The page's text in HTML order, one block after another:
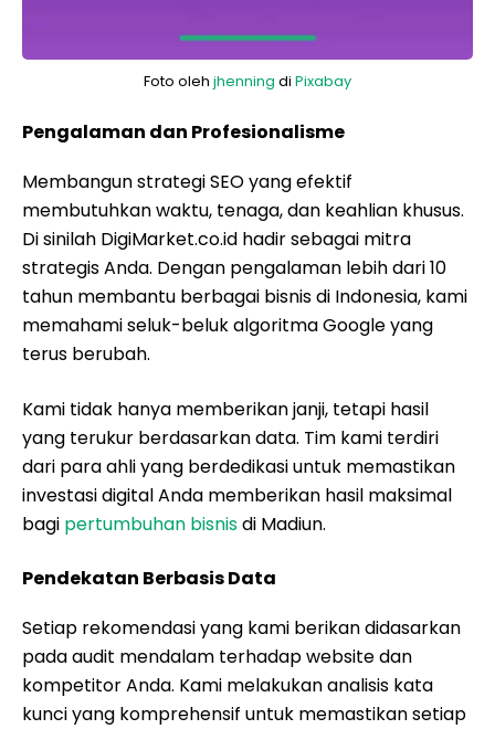
Foto oleh jhenning di Pixabay
Pengalaman dan Profesionalisme
Membangun strategi SEO yang efektif
membutuhkan waktu, tenaga, dan keahlian khusus.
Di sinilah DigiMarket.co.id hadir sebagai mitra
strategis Anda. Dengan pengalaman lebih dari 10
tahun membantu berbagai bisnis di Indonesia, kami
memahami seluk-beluk algoritma Google yang
terus berubah.
Kami tidak hanya memberikan janji, tetapi hasil
yang terukur berdasarkan data. Tim kami terdiri
dari para ahli yang berdedikasi untuk memastikan
investasi digital Anda memberikan hasil maksimal
bagi pertumbuhan bisnisdi Madiun.
Pendekatan Berbasis Data
Setiap rekomendasi yang kami berikan didasarkan
pada audit mendalam terhadap website dan
kompetitor Anda. Kami melakukan analisis kata
kunci yang komprehensif untuk memastikan setiap